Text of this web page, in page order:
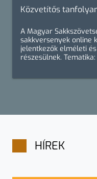
Közvetítős
A Magyar
sakkversenyek online
jelentkezők elméleti
részesülnek.
HÍREK